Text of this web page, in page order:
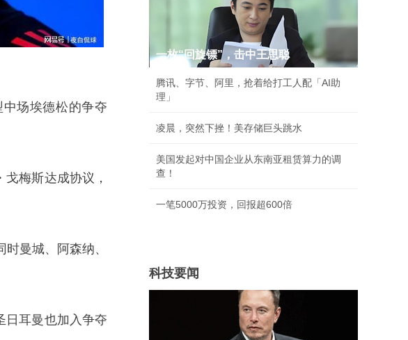
场埃德松的争夺
梅斯达成协议，
曼城、阿森纳、
日耳曼也加入争夺
一枚“回旋镖”，击中王思聪
腾讯、字节、阿里，抢着给打工人配「AI助
理」
凌晨，突然下挫！美存储巨头跳水
美国发起对中国企业从东南亚租赁算力的调
查！
一笔5000万投资，回报超600倍
科技要闻